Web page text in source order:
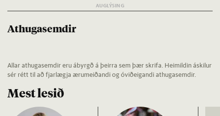
Athugasemdir
Allar athugasemdir eru ábyrgð á þeirra sem þær skrifa. Heimildin áskilur
sér rétt til að fjarlægja ærumeiðandi og óviðeigandi athugasemdir.
Mest lesið